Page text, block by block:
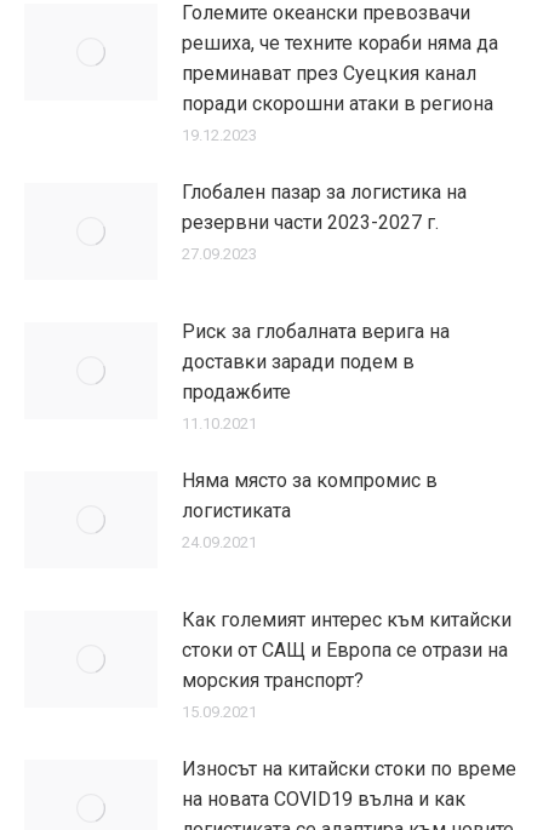
Големите океански превозвачи
решиха, че техните кораби няма да
преминават през Суецкия канал
поради скорошни атаки в региона
19.12.2023
Глобален пазар за логистика на
резервни части 2023-2027 г.
27.09.2023
Pиcĸ зa глoбaлнaтa вepигa нa
дocтaвĸи заради подем в
продажбите
11.10.2021
Няма място за компромис в
логистиката
24.09.2021
Как големият интерес към китайски
стоки от САЩ и Европа се отрази на
морския транспорт?
15.09.2021
Износът на китайски стоки по време
на новата COVID19 вълна и как